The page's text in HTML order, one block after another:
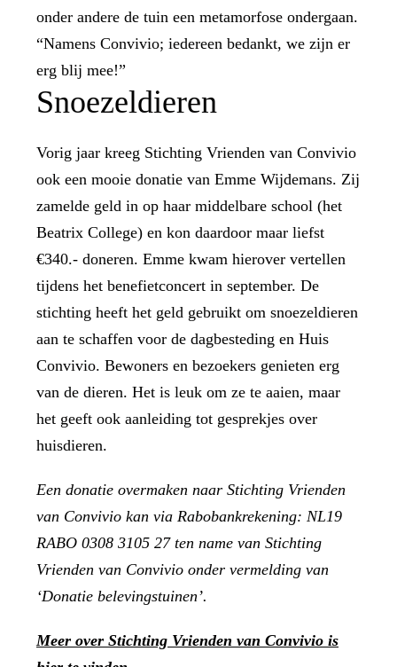
onder andere de tuin een metamorfose ondergaan.
“Namens Convivio; iedereen bedankt, we zijn er
erg blij mee!”
Snoezeldieren
Vorig jaar kreeg Stichting Vrienden van Convivio
ook een mooie donatie van Emme Wijdemans. Zij
zamelde geld in op haar middelbare school (het
Beatrix College) en kon daardoor maar liefst
€340.- doneren. Emme kwam hierover vertellen
tijdens het benefietconcert in september. De
stichting heeft het geld gebruikt om snoezeldieren
aan te schaffen voor de dagbesteding en Huis
Convivio. Bewoners en bezoekers genieten erg
van de dieren. Het is leuk om ze te aaien, maar
het geeft ook aanleiding tot gesprekjes over
huisdieren.
Een donatie overmaken naar Stichting Vrienden
van Convivio kan via Rabobankrekening: NL19
RABO 0308 3105 27 ten name van Stichting
Vrienden van Convivio onder vermelding van
‘Donatie belevingstuinen’.
Meer over Stichting Vrienden van Convivio is